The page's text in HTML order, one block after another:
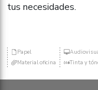
tus necesidades.
Papel
Material oficina
Tinta y